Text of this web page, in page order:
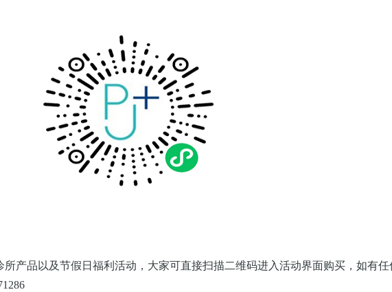
产品以及节假日福利活动，大家可直接扫描二维码进入活动界面购买，如有任